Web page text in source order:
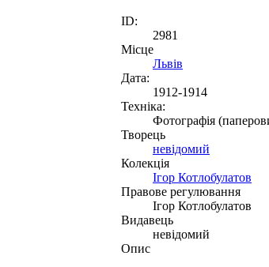
ID:
2981
Місце
Львів
Дата:
1912-1914
Техніка:
Фотографія
Творець
невідомий
Колекція
Ігор Котлобулатов
Правове регулювання
Ігор Котлобулатов
Видавець
невідомий
Опис